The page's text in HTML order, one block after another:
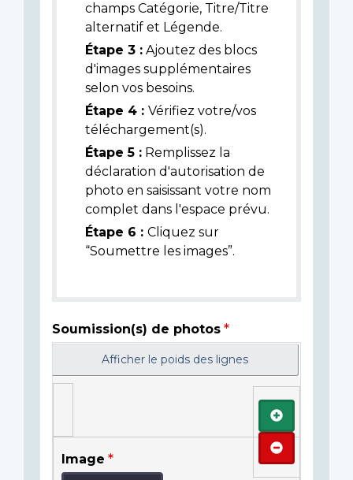
champs Catégorie, Titre/Titre
alternatif et Légende.
Étape 3 : Ajoutez des blocs
d'images supplémentaires
selon vos besoins.
Étape 4 : Vérifiez votre/vos
téléchargement(s).
Étape 5 : Remplissez la
déclaration d'autorisation de
photo en saisissant votre nom
complet dans l'espace prévu.
Étape 6 : Cliquez sur
“Soumettre les images”.
Soumission(s) de photos
Afficher le poids des lignes
Image
Ajouter
Retirer